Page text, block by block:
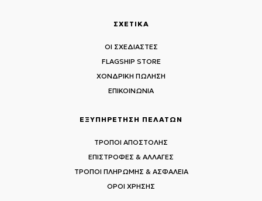
ΣΧΕΤΙΚΑ
ΟΙ ΣΧΕΔΙΑΣΤΕΣ
FLAGSHIP STORE
ΧΟΝΔΡΙΚΗ ΠΩΛΗΣΗ
ΕΠΙΚΟΙΝΩΝΙΑ
ΕΞΥΠΗΡΕΤΗΣΗ ΠΕΛΑΤΩΝ
ΤΡΟΠΟΙ ΑΠΟΣΤΟΛΗΣ
ΕΠΙΣΤΡΟΦΕΣ & ΑΛΛΑΓΕΣ
ΤΡΟΠΟΙ ΠΛΗΡΩΜΗΣ & ΑΣΦΑΛΕΙΑ
ΟΡΟΙ ΧΡΗΣΗΣ